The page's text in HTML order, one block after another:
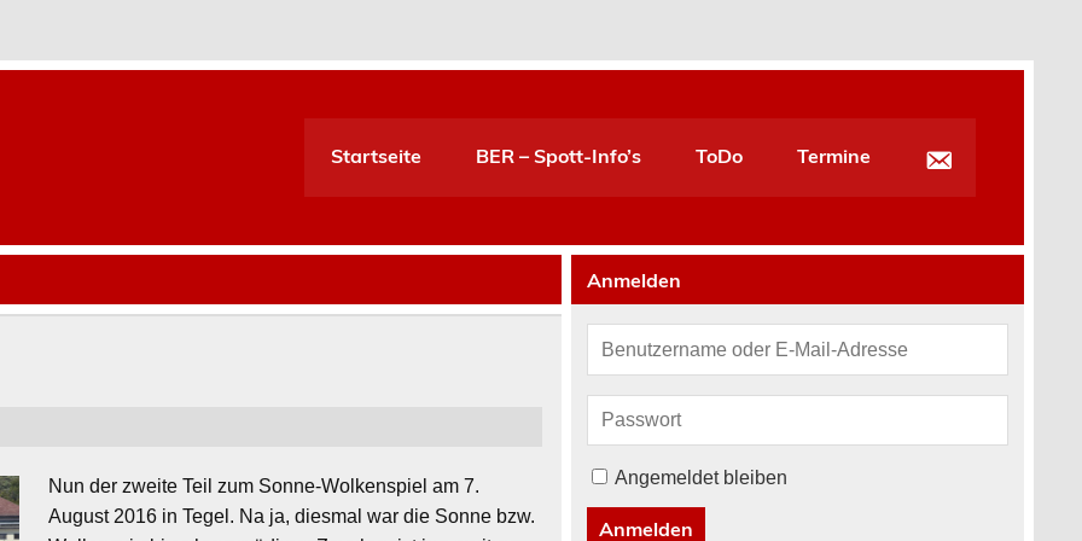
Startseite BER – Spott-Info’s ToDo Termine
Nun der zweite Teil zum Sonne-Wolkenspiel am 7.
August 2016 in Tegel. Na ja, diesmal war die Sonne bzw.
Anmelden
Angemeldet bleiben
Anmelden